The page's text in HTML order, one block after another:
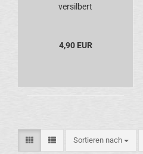
versilbert
4,90 EUR
Sortieren nach
Sortieren nach